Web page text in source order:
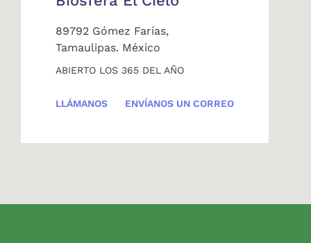
89792 Gómez Farías,
Tamaulipas. México
ABIERTO LOS 365 DEL AÑO
LLÁMANOS ENVÍANOS UN CORREO